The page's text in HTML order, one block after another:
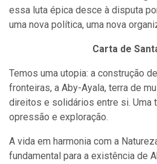
essa luta épica desce à disputa
uma nova política, uma nova
Carta de
Temos uma utopia: a construção
fronteiras, a Aby-Ayala, terra de
direitos e solidários entre si. Uma
opressão e exploração.
A vida em harmonia com a
fundamental para a existência de